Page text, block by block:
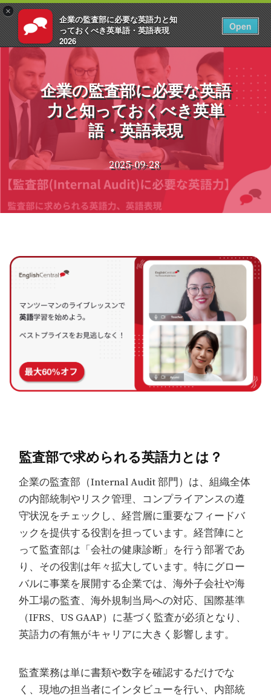
×
企業の監査部に必要な英語力と知
っておくべき英単語・英語表現
2026
EnglishCentral
Open
ログイン JA
コ
プ
企業の監査部に必要な英語
力と知っておくべき英単
語・英語表現
2025-09-28
監査部で求められる英語力とは？
企業の監査部（Internal Audit 部門）は、組織全体
の内部統制やリスク管理、コンプライアンスの遵
守状況をチェックし、経営層に重要なフィードバ
ックを提供する役割を担っています。経営陣にと
って監査部は「会社の健康診断」を行う部署であ
り、その役割は年々拡大しています。特にグロー
バルに事業を展開する企業では、海外子会社や海
外工場の監査、海外規制当局への対応、国際基準
（IFRS、US GAAP）に基づく監査が必須となり、
英語力の有無がキャリアに大きく影響します。
監査業務は単に書類や数字を確認するだけでな
く、現地の担当者にインタビューを行い、内部統